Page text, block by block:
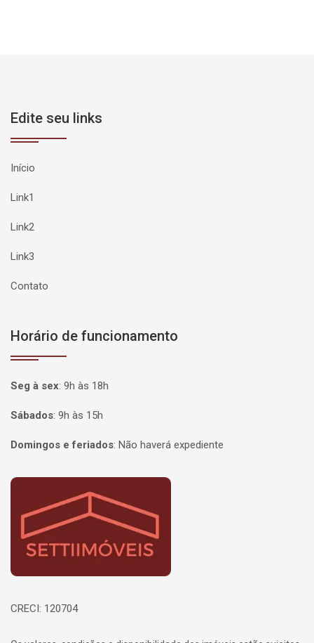
Edite seu links
Início
Link1
Link2
Link3
Contato
Horário de funcionamento
Seg à sex: 9h às 18h
Sábados: 9h às 15h
Domingos e feriados: Não haverá expediente
Página inicial
CRECI: 120704